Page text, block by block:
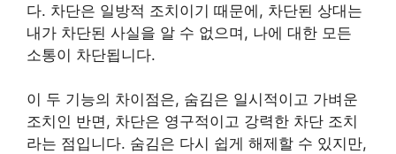
다. 차단은 일방적 조치이기 때문에, 차단된 상대는
내가 차단된 사실을 알 수 없으며, 나에 대한 모든
소통이 차단됩니다.
이 두 기능의 차이점은, 숨김은 일시적이고 가벼운
조치인 반면, 차단은 영구적이고 강력한 차단 조치
라는 점입니다. 숨김은 다시 쉽게 해제할 수 있지만,